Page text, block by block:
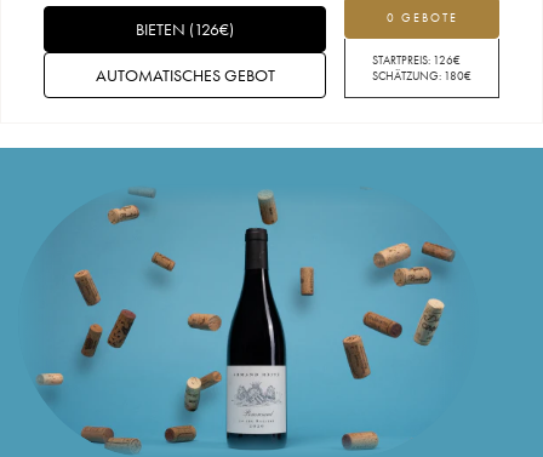
0 GEBOTE
STARTPREIS: 126€
SCHÄTZUNG: 180€
BIETEN (126€)
AUTOMATISCHES GEBOT